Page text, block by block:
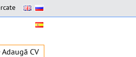
Adaugă CV